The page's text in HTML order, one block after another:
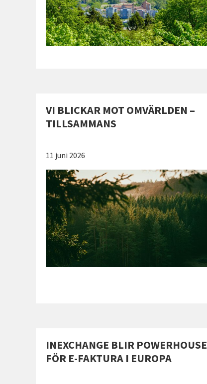
VI BLICKAR MOT OMVÄRLDEN –
TILLSAMMANS
Publicerad:
11 juni 2026
INEXCHANGE BLIR POWERHOUSE
FÖR E-FAKTURA I EUROPA